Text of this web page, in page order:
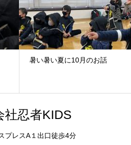
暑い暑い夏に10月のお話
社忍者KIDS
プレスA１出口徒歩4分